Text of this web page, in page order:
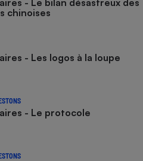
- Le bilan désastreux des
chinoises
- Les logos à la loupe
- Le protocole